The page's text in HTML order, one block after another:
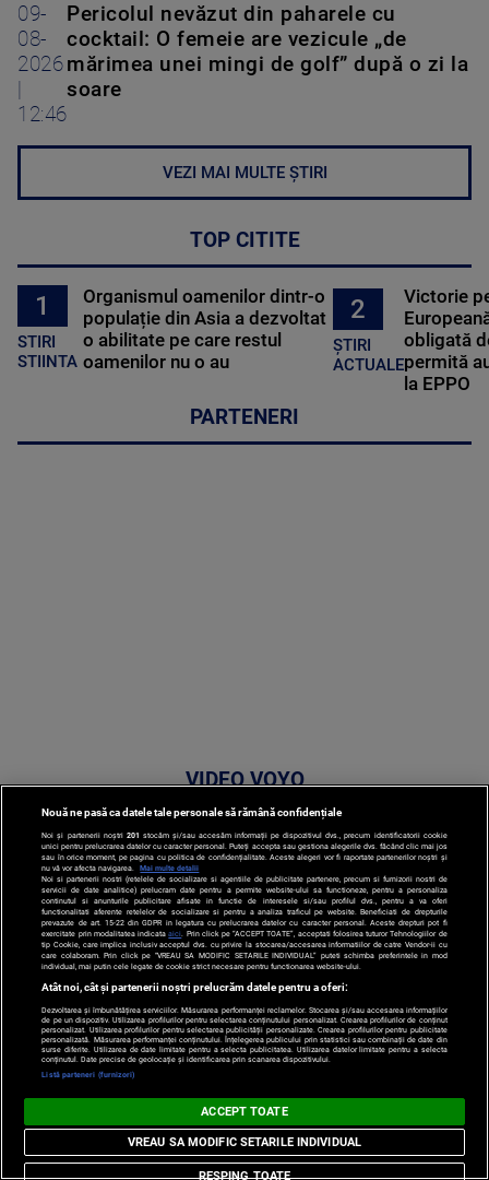
09-
08-
2026
12:46
Pericolul nevăzut din paharele cu
cocktail: O femeie are vezicule „de
mărimea unei mingi de golf” după o zi la
soare
VEZI MAI MULTE ȘTIRI
TOP CITITE
1
STIRI
STIINTA
Organismul oamenilor dintr-o
populație din Asia a dezvoltat
o abilitate pe care restul
oamenilor nu o au
2
ȘTIRI
ACTUALE
Victorie
obligată
permită
la EPPO
PARTENERI
VIDEO VOYO
Stirile PRO TV
Stirile PRO
TV # 07.00 -
2026
Nouă ne pasă ca datele tale personale să rămână confidențiale
Noi și partenerii noștri 201 stocăm și/sau accesăm informații pe dispozitivul dvs., precum identificatorii cookie
unici pentru prelucrarea datelor cu caracter personal. Puteți accepta sau gestiona alegerile dvs. făcând clic mai jos
sau în orice moment, pe pagina cu politica de confidențialitate. Aceste alegeri vor fi raportate partenerilor noștri și
nu vă vor afecta navigarea.
Mai multe detalii
Noi si partenerii nostri (retelele de socializare si agentiile de publicitate partenere, precum si furnizorii nostri de
servicii de date analitice) prelucram date pentru a permite website-ului sa functioneze, pentru a personaliza
continutul si anunturile publicitare afisate in functie de interesele si/sau profilul dvs., pentru a va oferi
functionalitati aferente retelelor de socializare si pentru a analiza traficul pe website. Beneficiati de drepturile
prevazute de art. 15-22 din GDPR in legatura cu prelucrarea datelor cu caracter personal. Aceste drepturi pot fi
exercitate prin modalitatea indicataaici . Prin click pe “ACCEPT TOATE”, acceptati folosirea tuturor Tehnologiilor de
tip Cookie, care implica inclusiv acceptul dvs. cu privire la stocarea/accesarea informatiilor de catre Vendor-ii cu
care colaboram. Prin click pe “VREAU SA MODIFIC SETARILE INDIVIDUAL” puteti schimba preferintele in mod
individual, mai putin cele legate de cookie strict necesare pentru functionarea website-ului.
Atât noi, cât și partenerii noștri prelucrăm datele pentru a oferi:
Dezvoltarea și îmbunătățirea serviciilor. Măsurarea performanței reclamelor. Stocarea și/sau accesarea informațiilor
de pe un dispozitiv. Utilizarea profilurilor pentru selectarea conținutului personalizat. Crearea profilurilor de conținut
personalizat. Utilizarea profilurilor pentru selectarea publicității personalizate. Crearea profilurilor pentru publicitate
personalizată. Măsurarea performanței conținutului. Înțelegerea publicului prin statistici sau combinații de date din
surse diferite. Utilizarea de date limitate pentru a selecta publicitatea. Utilizarea datelor limitate pentru a selecta
conținutul. Date precise de geolocație și identificarea prin scanarea dispozitivului.
Listă parteneri (furnizori)
ACCEPT TOATE
RESPING TOATE
VREAU SA MODIFIC SETARILE INDIVIDUAL